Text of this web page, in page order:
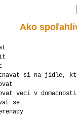
Ako
si na jidle,
veci v domacnosti
se